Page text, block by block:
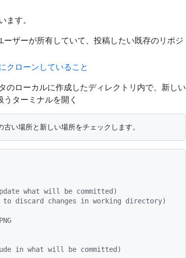
ます。
ーザーが所有していて、投稿したい既存のリポジ
クローンしていること
のローカルに作成したディレクトリ内で、新しい
ターミナルを開く
what will be committed)
changes in working directory)
in what will be committed)